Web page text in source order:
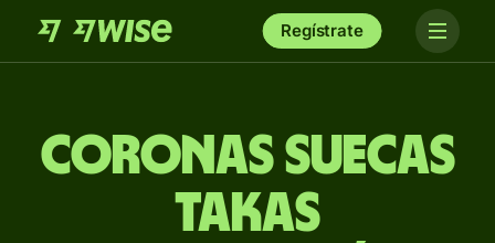
Regístrate
Coronas suecas
takas